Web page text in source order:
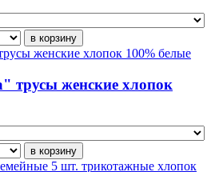
трусы женские хлопок